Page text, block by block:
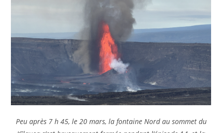
Peu après 7 h 45, le 20 mars, la fontaine Nord au sommet du